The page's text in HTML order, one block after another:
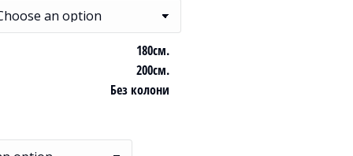
180см.
200см.
Без колони